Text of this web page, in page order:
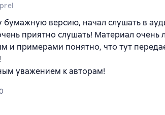
бумажную версию, начал слушать в
приятно слушать! Материал очень
и примерами понятно, что тут
уважением к авторам!
0